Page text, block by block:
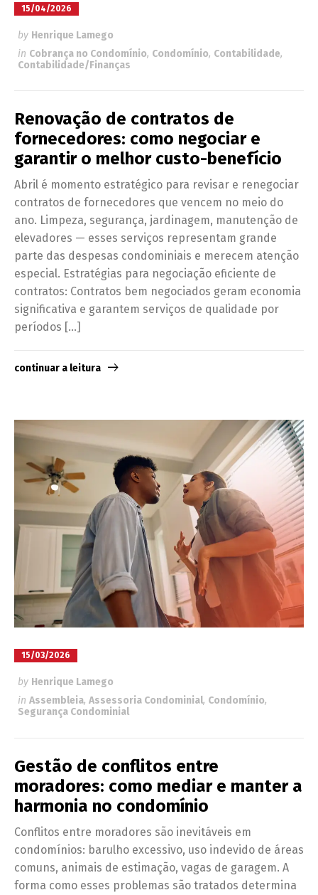
15/04/2026
by Henrique Lamego
in Cobrança no Condomínio, Condomínio, Contabilidade,
Contabilidade/Finanças
Renovação de contratos de
fornecedores: como negociar e
garantir o melhor custo-benefício
Abril é momento estratégico para revisar e renegociar
contratos de fornecedores que vencem no meio do
ano. Limpeza, segurança, jardinagem, manutenção de
elevadores — esses serviços representam grande
parte das despesas condominiais e merecem atenção
especial. Estratégias para negociação eficiente de
contratos: Contratos bem negociados geram economia
significativa e garantem serviços de qualidade por
períodos […]
continuar a leitura
15/03/2026
by Henrique Lamego
in Assembleia, Assessoria Condominial, Condomínio,
Segurança Condominial
Gestão de conflitos entre
moradores: como mediar e manter a
harmonia no condomínio
Conflitos entre moradores são inevitáveis em
condomínios: barulho excessivo, uso indevido de áreas
comuns, animais de estimação, vagas de garagem. A
forma como esses problemas são tratados determina